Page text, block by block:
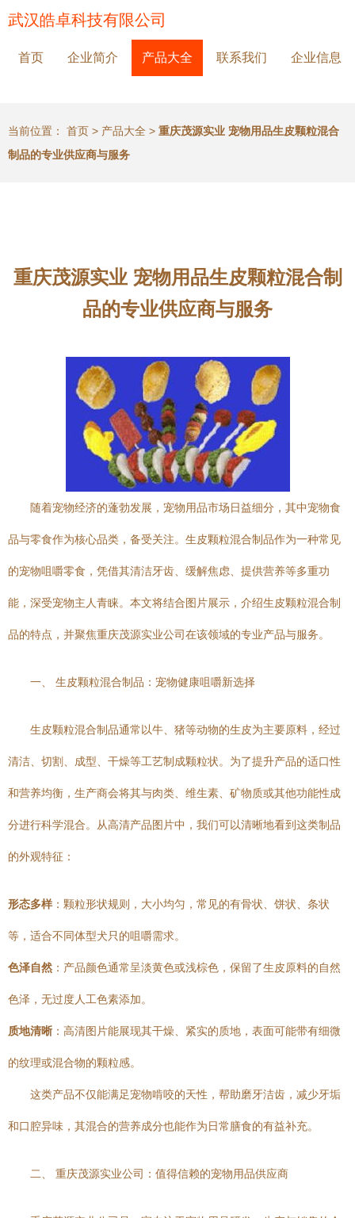
武汉皓卓科技有限公司
首页 企业简介 产品大全 联系我们 企业信息
当前位置： 首页 > 产品大全 > 重庆茂源实业 宠物用品生皮颗粒混合
制品的专业供应商与服务
重庆茂源实业 宠物用品生皮颗粒混合制
品的专业供应商与服务
随着宠物经济的蓬勃发展，宠物用品市场日益细分，其中宠物食
品与零食作为核心品类，备受关注。生皮颗粒混合制品作为一种常见
的宠物咀嚼零食，凭借其清洁牙齿、缓解焦虑、提供营养等多重功
能，深受宠物主人青睐。本文将结合图片展示，介绍生皮颗粒混合制
品的特点，并聚焦重庆茂源实业公司在该领域的专业产品与服务。
一、 生皮颗粒混合制品：宠物健康咀嚼新选择
生皮颗粒混合制品通常以牛、猪等动物的生皮为主要原料，经过
清洁、切割、成型、干燥等工艺制成颗粒状。为了提升产品的适口性
和营养均衡，生产商会将其与肉类、维生素、矿物质或其他功能性成
分进行科学混合。从高清产品图片中，我们可以清晰地看到这类制品
的外观特征：
形态多样：颗粒形状规则，大小均匀，常见的有骨状、饼状、条状
等，适合不同体型犬只的咀嚼需求。
色泽自然 ：产品颜色通常呈淡黄色或浅棕色，保留了生皮原料的自然
色泽，无过度人工色素添加。
质地清晰 ：高清图片能展现其干燥、紧实的质地，表面可能带有细微
的纹理或混合物的颗粒感。
这类产品不仅能满足宠物啃咬的天性，帮助磨牙洁齿，减少牙垢
和口腔异味，其混合的营养成分也能作为日常膳食的有益补充。
二、 重庆茂源实业公司：值得信赖的宠物用品供应商